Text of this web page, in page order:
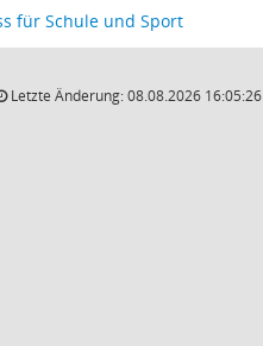
für Schule und Sport
Letzte Änderung: 08.08.2026 16:05:26